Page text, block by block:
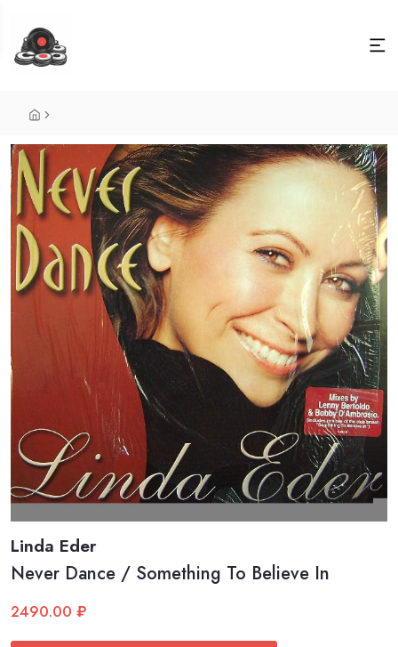
Linda Eder
Never Dance / Something To Believe In
2490.00 ₽